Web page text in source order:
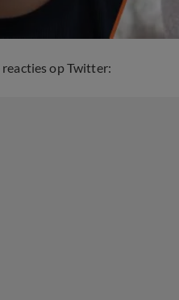
op Twitter: